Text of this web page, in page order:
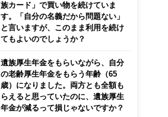
族カード」で買い物を続けていま
す。「自分の名義だから問題ない」
と言いますが、このまま利用を続け
てもよいのでしょうか？
遺族厚生年金をもらいながら、自分
の老齢厚生年金をもらう年齢（65
歳）になりました。両方とも全額も
らえると思っていたのに、遺族厚生
年金が減るって損じゃないですか？